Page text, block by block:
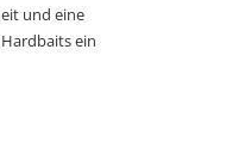
und eine
ein